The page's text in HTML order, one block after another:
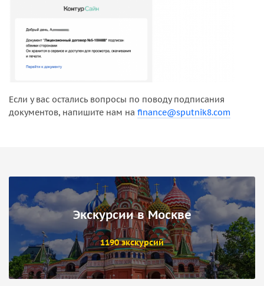
Если у вас остались вопросы по поводу подписания
документов, напишите нам на finance@sputnik8.com
Экскурсии в Москве
1190 экскурсий